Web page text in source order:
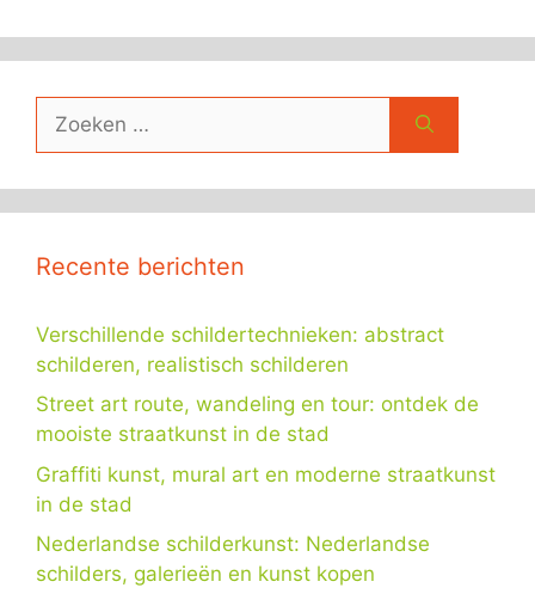
naar:
Recente berichten
Verschillende schildertechnieken: abstract
schilderen, realistisch schilderen
Street art route, wandeling en tour: ontdek de
mooiste straatkunst in de stad
Graffiti kunst, mural art en moderne straatkunst
in de stad
Nederlandse schilderkunst: Nederlandse
schilders, galerieën en kunst kopen